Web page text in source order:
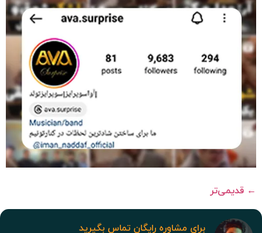
← قدیمی‌تر
برای مشاوره رایگان تماس بگیرید